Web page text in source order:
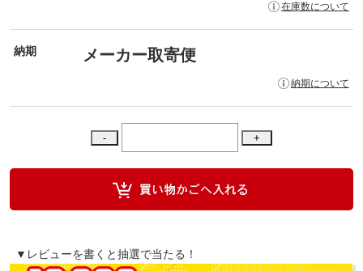
在庫数について
納期 メーカー取寄便
納期について
▼レビューを書くと抽選で当たる！